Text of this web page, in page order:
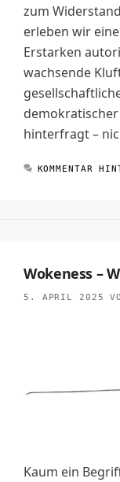
zum
erleben wir
Erstarken
wachsende
hinterfragt –
KOMMENTAR
Wokeness –
5. APRIL 2025
Kaum ein